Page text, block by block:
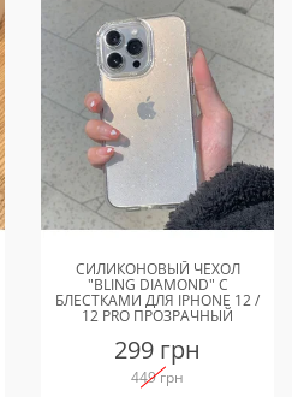
СИЛИКОНОВЫЙ ЧЕХОЛ
"BLING DIAMOND" С
БЛЕСТКАМИ ДЛЯ IPHONE 12 /
12 PRO ПРОЗРАЧНЫЙ
299 грн
449 грн